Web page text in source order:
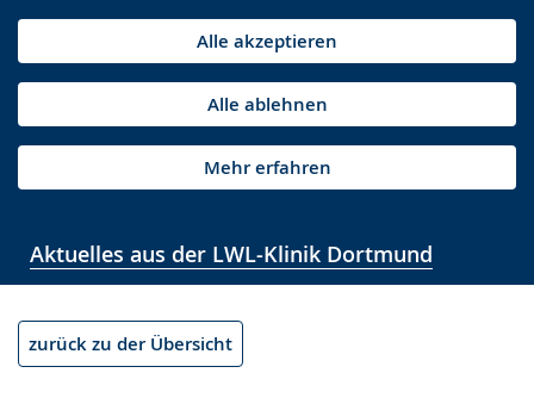
Alle akzeptieren
Alle ablehnen
Mehr erfahren
Aktuelles aus der LWL-Klinik Dortmund
zurück zu der Übersicht